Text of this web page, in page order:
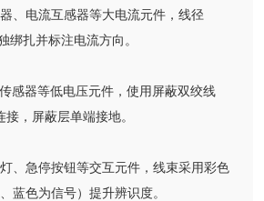
、电流互感器等大电流元件，线径
绑扎并标注电流方向。
感器等低电压元件，使用屏蔽双绞线
接，屏蔽层单端接地。
、急停按钮等交互元件，线束采用彩色
蓝色为信号）提升辨识度。